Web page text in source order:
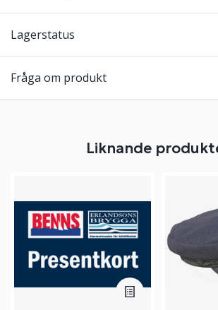
Lagerstatus
Fråga om produkt
Liknande